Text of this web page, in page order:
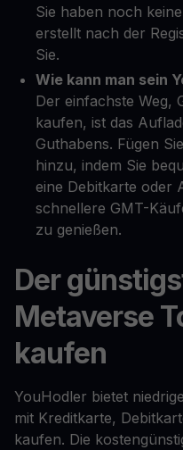
Sie haben noch keine
erstellt nach der
Sie.
Wie kann man sein
Der einfachste Weg,
kaufen, ist das
Guthabens. Fügen
hinzu, indem Sie
eine Debitkarte oder
schnellere GMT-
zu genießen.
Der
Metaverse
kaufen
YouHodler bietet
mit Kreditkarte,
kaufen. Die